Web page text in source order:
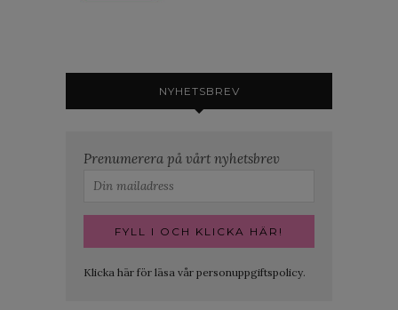
NYHETSBREV
Prenumerera på vårt nyhetsbrev
Klicka här för läsa vår personuppgiftspolicy.